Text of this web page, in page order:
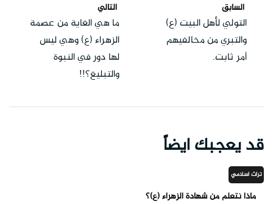
السابق
التولي لأهل البيت (ع)
والتبري من مخالفيهم
أمر ثابت.
التالي
ما هي الغاية من عصمة
الزهراء (ع) وهي ليس
لها دور في النبوة
والتبليغ؟!!
قد يعجبك ايضاً
تراث اسلامي
ماذا نتعلم من شهادة الزهراء (ع)؟